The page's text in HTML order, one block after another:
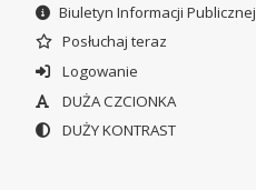
Biuletyn Informacji Publicznej
Posłuchaj teraz
Logowanie
DUŻA CZCIONKA
DUŻY KONTRAST